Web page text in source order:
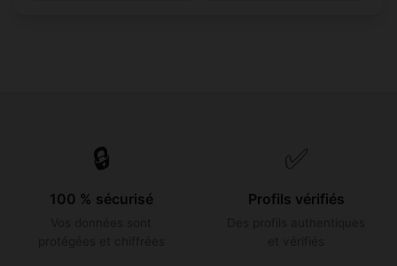
🔒
100 % sécurisé
✅
Profils vérifiés